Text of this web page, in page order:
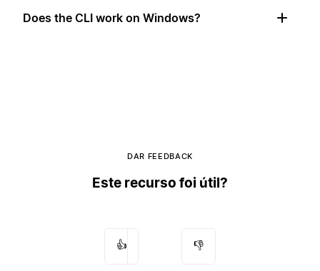
Does the CLI work on Windows?
DAR FEEDBACK
Este recurso foi útil?
👍 👎